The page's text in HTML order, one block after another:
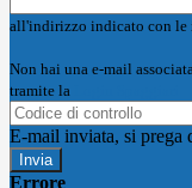
all'indirizzo indicato con le
Non hai una e-mail
tramite la
E-mail inviata, si prega
Errore